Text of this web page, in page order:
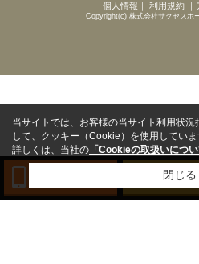
個人情報 利用規約｜
Copyright(c) 株式会社サクセスホ
来店
当サイトでは、お客様の当サイト利用状
して、クッキー（Cookie）を使用していま
詳しくは、当社の 「Cookieの取扱いについ
閉じる